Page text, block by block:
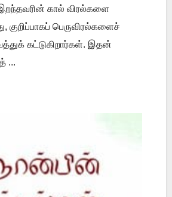
கால் விரல்களை
குறிப்பாகப் பெருவிரல்களைச்
கட்டுகிறார்கள். இதன்
...